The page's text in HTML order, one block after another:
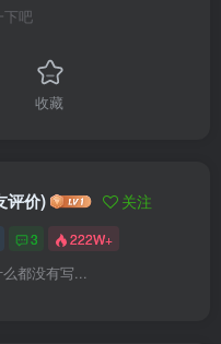
下吧
收藏
评价) 关注
3 222W+
都没有写...